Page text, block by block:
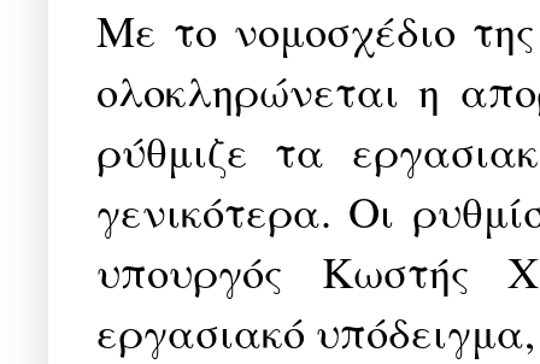
Με το νομοσχέδιο
ολοκληρώνεται η
ρύθμιζε τα
γενικότερα. Οι
υπουργός Κωστής
εργασιακό